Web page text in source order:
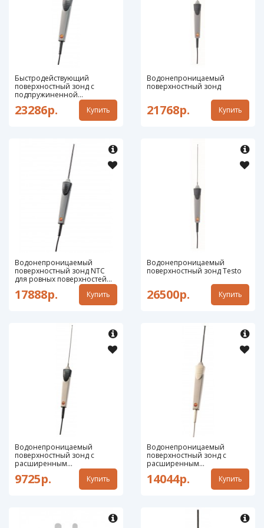
Быстродействующий
поверхностный зонд с
подпружиненной
термопарой-ПОВЕРЕН
23286р. Купить
Водонепроницаемый
поверхностный зонд
21768р. Купить
Водонепроницаемый
поверхностный зонд NTC
для ровных поверхностей
17888р. Купить
Водонепроницаемый
поверхностный зонд Testo
26500р. Купить
Водонепроницаемый
поверхностный зонд с
расширенным
наконечником Testo 0602
1993
9725р. Купить
Водонепроницаемый
поверхностный зонд с
расширенным
наконечником Testo 0603
1993
14044р. Купить